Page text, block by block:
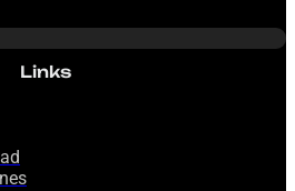
Links